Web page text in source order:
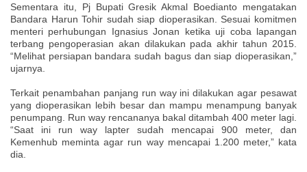
Sementara itu, Pj Bupati Gresik Akmal Boedianto mengatakan
Bandara Harun Tohir sudah siap dioperasikan. Sesuai komitmen
menteri perhubungan Ignasius Jonan ketika uji coba lapangan
terbang pengoperasian akan dilakukan pada akhir tahun 2015.
“Melihat persiapan bandara sudah bagus dan siap dioperasikan,”
ujarnya.
Terkait penambahan panjang run way ini dilakukan agar pesawat
yang dioperasikan lebih besar dan mampu menampung banyak
penumpang. Run way rencananya bakal ditambah 400 meter lagi.
“Saat ini run way lapter sudah mencapai 900 meter, dan
Kemenhub meminta agar run way mencapai 1.200 meter,” kata
dia.